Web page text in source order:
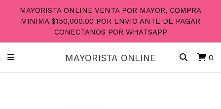
MAYORISTA ONLINE VENTA POR MAYOR, COMPRA
MINIMA $150,000.00 POR ENVIO ANTE DE PAGAR
CONECTANOS POR WHATSAPP
MAYORISTA ONLINE 0